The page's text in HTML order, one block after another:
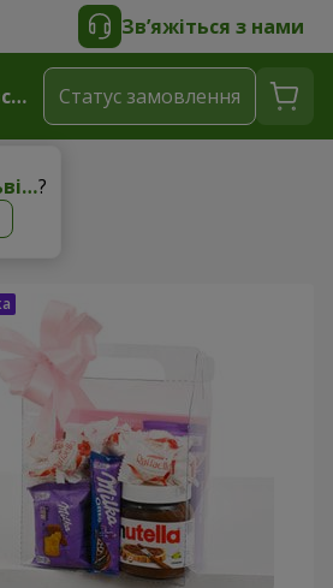
Зв’яжіться з нами
Стрілки (Львівський Р-Н)
Стрілки (Львівський р-н)?
Статус замовлення